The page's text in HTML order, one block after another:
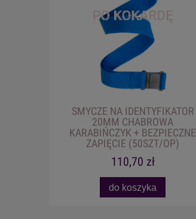
SMYCZE NA IDENTYFIKATOR
20MM CHABROWA
KARABIŃCZYK + BEZPIECZNE
ZAPIĘCIE (50SZT/OP)
110,70 zł
do koszyka